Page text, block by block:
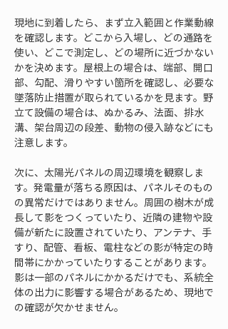
現地に到着したら、まず立入範囲と作業動線
を確認します。どこから入場し、どの通路を
使い、どこで測定し、どの場所に近づかない
かを決めます。屋根上の場合は、端部、開口
部、勾配、滑りやすい箇所を確認し、必要な
墜落防止措置が取られているかを見ます。野
立て設備の場合は、ぬかるみ、法面、排水
溝、架台周辺の段差、動物の侵入跡などにも
注意します。
次に、太陽光パネルの周辺環境を観察しま
す。発電量が落ちる原因は、パネルそのもの
の異常だけではありません。周囲の樹木が成
長して影をつくっていたり、近隣の建物や設
備が新たに設置されていたり、アンテナ、手
すり、配管、看板、電柱などの影が特定の時
間帯にかかっていたりすることがあります。
影は一部のパネルにかかるだけでも、系統全
体の出力に影響する場合があるため、現地で
の確認が欠かせません。